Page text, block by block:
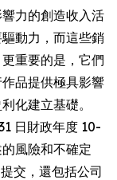
力的創造收入活
動力，而這些銷
重要的是，它們
品提供極具影響
化建立基礎。
日財政年度 10-
風險和不確定
交，還包括公司